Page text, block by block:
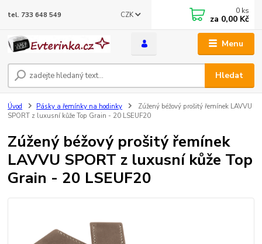
Menu
CZK
Hledat
tel. 733 648 549 0 ks
za 0,00 Kč
Úvod Pásky a řemínky na hodinky
Zúžený béžový prošitý řemínek LAVVU
SPORT z luxusní kůže Top Grain - 20 LSEUF20
Zúžený béžový prošitý řemínek
LAVVU SPORT z luxusní kůže Top
Grain - 20 LSEUF20